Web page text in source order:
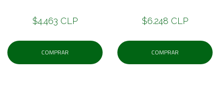
$4.463 CLP
COMPRAR
$6.248 CLP
COMPRAR